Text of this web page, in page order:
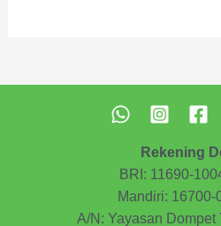
Rekening
BRI: 11690-
Mandiri: 16700-
A/N: Yayasan Dompet